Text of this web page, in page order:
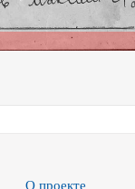
О проекте